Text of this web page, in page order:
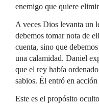
enemigo que quiere
A veces Dios levanta un
debemos tomar nota de
cuenta, sino que
una calamidad. Daniel
que el rey había
sabios. Él entró en
Este es el propósito